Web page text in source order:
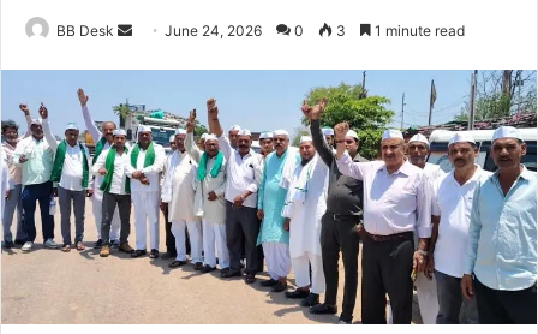
BB Desk
d
a
n
e
m
a
l
June 24, 2026 0 3 1 minute read